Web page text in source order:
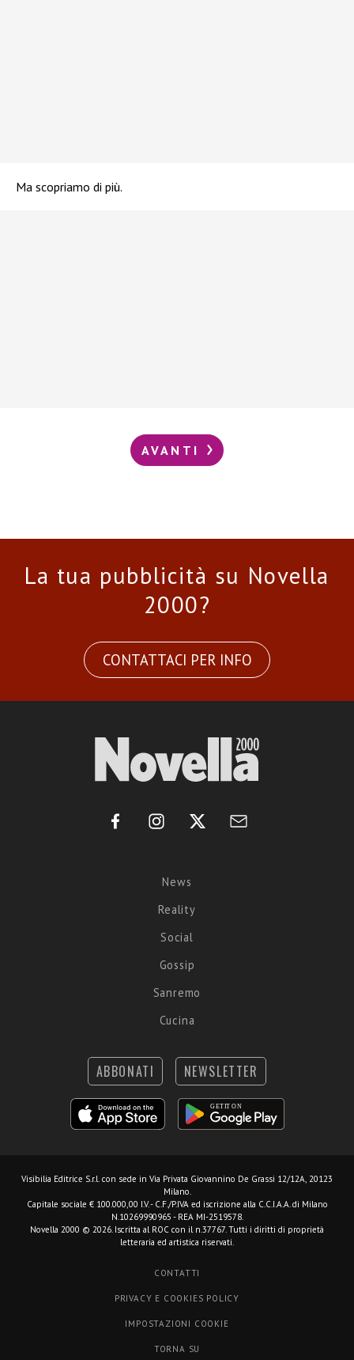
Ma scopriamo di più.
AVANTI
La tua pubblicità su Novella
2000?
CONTATTACI PER INFO
News
Reality
Social
Gossip
Sanremo
Cucina
ABBONATI NEWSLETTER
Visibilia Editrice S.r.l. con sede in Via Privata Giovannino De Grassi 12/12A, 20123
Milano.
Capitale sociale € 100.000,00 I.V. - C.F./P.IVA ed iscrizione alla C.C.I.A.A. di Milano
N.10269990965 - REA MI-2519578.
Novella 2000 © 2026. Iscritta al ROC con il n.37767. Tutti i diritti di proprietà
letteraria ed artistica riservati.
CONTATTI
PRIVACY E COOKIES POLICY
IMPOSTAZIONI COOKIE
TORNA SU